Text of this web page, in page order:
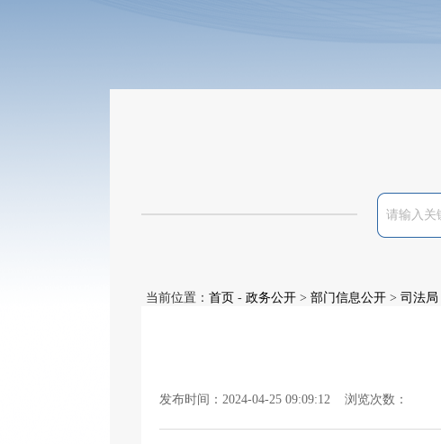
当前位置： 首页 - 政务公开 > 部门信息公开 > 司法局
发布时间：2024-04-25 09:09:12 浏览次数：